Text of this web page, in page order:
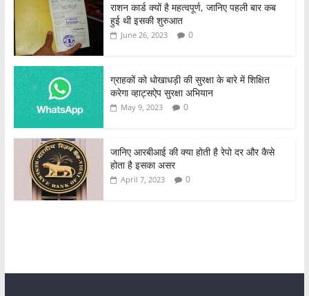
राशन कार्ड क्यों है महत्वपूर्ण, जानिए पहली बार कब
हुई थी इसकी शुरुआत
June 26, 2023 0
ग्राहकों को धोखाधड़ी की सुरक्षा के बारे में शिक्षित
करेगा व्हाट्सऐप सुरक्षा अभियान
May 9, 2023 0
जानिए आरबीआई की क्या होती है रेपो दर और कैसे
होता है इसका असर
April 7, 2023 0